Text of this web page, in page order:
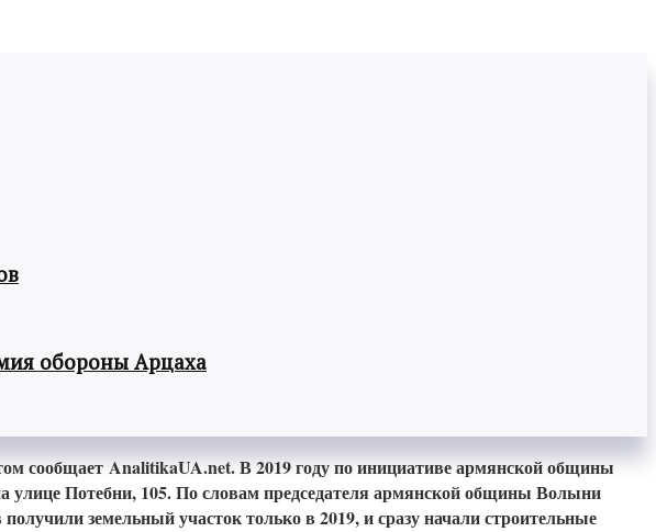
обороны Арцаха
сообщает AnalitikaUA.net. В 2019 году по инициативе армянской общины
улице Потебни, 105. По словам председателя армянской общины Волыни
земельный участок только в 2019, и сразу начали строительные